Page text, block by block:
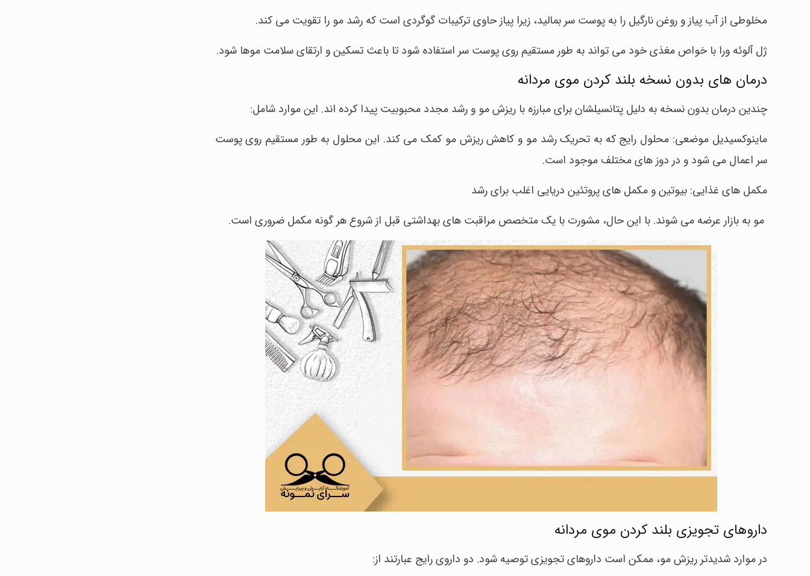
مخلوطی از آب پیاز و روغن نارگیل را به پوست سر بمالید، زیرا پیاز حاوی ترکیبات گوگردی است که رشد مو را تقویت می کند.
ژل آلوئه ورا با خواص مغذی خود می تواند به طور مستقیم روی پوست سر استفاده شود تا باعث تسکین و ارتقای سلامت موها شود.
درمان های بدون نسخه بلند کردن موی مردانه
چندین درمان بدون نسخه به دلیل پتانسیلشان برای مبارزه با ریزش مو و رشد مجدد محبوبیت پیدا کرده اند. این موارد شامل:
ماینوکسیدیل موضعی: محلول رایج که به تحریک رشد مو و کاهش ریزش مو کمک می کند. این محلول به طور مستقیم روی پوست
سر اعمال می شود و در دوز های مختلف موجود است.
مکمل های غذایی: بیوتین و مکمل های پروتئین دریایی اغلب برای رشد
مو به بازار عرضه می شوند. با این حال، مشورت با یک متخصص مراقبت های بهداشتی قبل از شروع هر گونه مکمل ضروری است.
داروهای تجویزی بلند کردن موی مردانه
در موارد شدیدتر ریزش مو، ممکن است داروهای تجویزی توصیه شود. دو داروی رایج عبارتند از: